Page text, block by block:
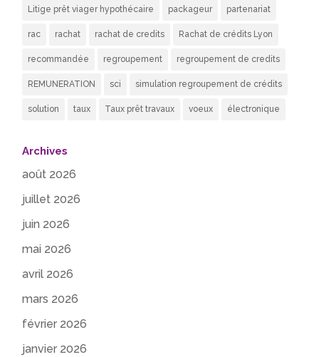
Litige prêt viager hypothécaire packageur partenariat
rac rachat rachat de credits Rachat de crédits Lyon
recommandée regroupement regroupement de credits
REMUNERATION sci simulation regroupement de crédits
solution taux Taux prêt travaux voeux électronique
Archives
août 2026
juillet 2026
juin 2026
mai 2026
avril 2026
mars 2026
février 2026
janvier 2026